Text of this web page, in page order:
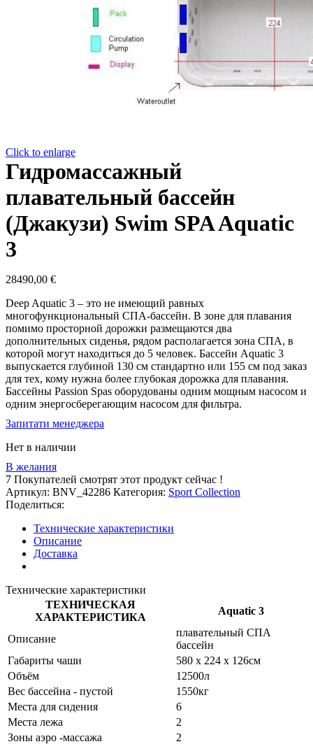
Click to enlarge
Гидромассажный
плавательный бассейн
(Джакузи) Swim SPA Aquatic
3
28490,00 €
Deep Aquatic 3 – это не имеющий равных
многофункциональный СПА-бассейн. В зоне для плавания
помимо просторной дорожки размещаются два
дополнительных сиденья, рядом располагается зона СПА, в
которой могут находиться до 5 человек. Бассейн Aquatic 3
выпускается глубиной 130 см стандартно или 155 см под заказ
для тех, кому нужна более глубокая дорожка для плавания.
Бассейны Passion Spas оборудованы одним мощным насосом и
одним энергосберегающим насосом для фильтра.
Запитати менеджера
Нет в наличии
В желания
7 Покупателей смотрят этот продукт сейчас !
Артикул: BNV_42286 Категория: Sport Collection
Поделиться:
Технические характеристики
Описание
Доставка
Технические характеристики
ТЕХНИЧЕСКАЯ
ХАРАКТЕРИСТИКА
Aquatic 3
Описание
плавательный СПА
бассейн
Габариты чаши
580 x 224 x 126см
Объём
12500л
Вес бассейна - пустой
1550кг
Места для сидения
6
Места лежа
2
Зоны аэро -массажа
2